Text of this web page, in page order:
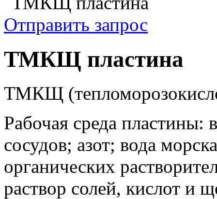
Отправить запрос
ТМКЩ пластина
ТМКЩ
Рабочая среда пластины:
сосудов; азот; вода
органических
раствор солей, кислот и